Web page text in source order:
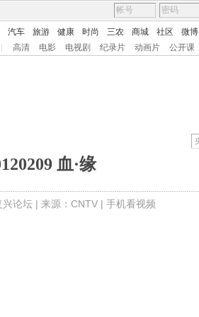
汽车 旅游 健康 时尚 三农 商城 社区 微博
高清 电影 电视剧 纪录片 动画片 公开课
血·缘
兴论坛 | 来源：CNTV | 手机看视频